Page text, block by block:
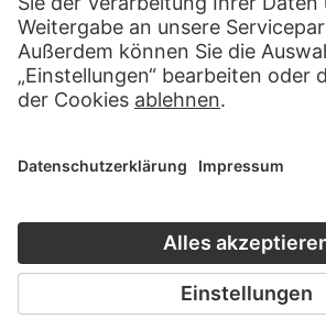
BESUCHEN SIE DAS
STÄDEL MUSEUM